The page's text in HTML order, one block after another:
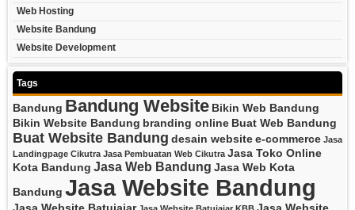
Web Hosting
Website Bandung
Website Development
Tags
Bandung Bandung Website Bikin Web Bandung
Bikin Website Bandung branding online Buat Web Bandung
Buat Website Bandung desain websitee-commerce Jasa
Landingpage Cikutra Jasa Pembuatan Web Cikutra Jasa Toko Online
Kota Bandung Jasa Web Bandung Jasa Web Kota
Bandung Jasa Website Bandung